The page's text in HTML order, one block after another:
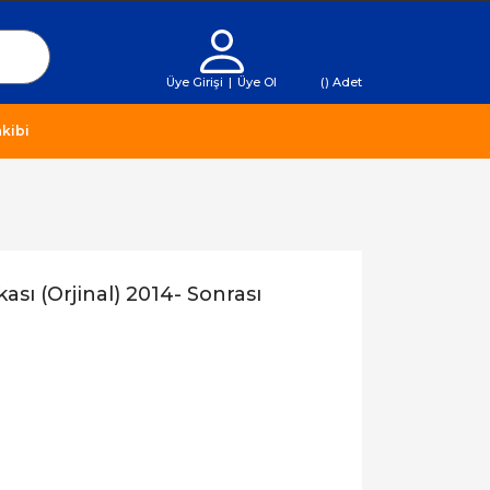
Üye Girişi | Üye Ol () Adet
(Orjinal) 2014- Sonrası